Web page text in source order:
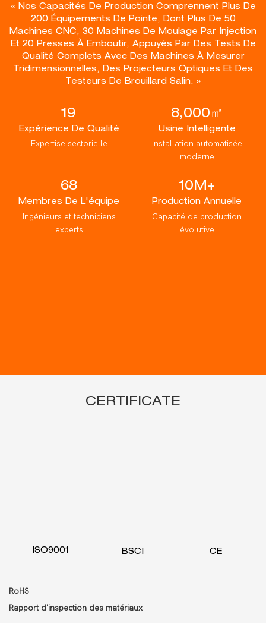
« Nos Capacités De Production Comprennent Plus De
200 Équipements De Pointe, Dont Plus De 50
Machines CNC, 30 Machines De Moulage Par Injection
Et 20 Presses À Emboutir, Appuyés Par Des Tests De
Qualité Complets Avec Des Machines À Mesurer
Tridimensionnelles, Des Projecteurs Optiques Et Des
Testeurs De Brouillard Salin. »
19
Expérience De Qualité
Expertise sectorielle
8,000㎡
Usine Intelligente
Installation automatisée
moderne
68
Membres De L'équipe
Ingénieurs et techniciens
experts
10M+
Production Annuelle
Capacité de production
évolutive
CERTIFICATE
ISO9001 BSCI CE
RoHS
Rapport d'inspection des matériaux